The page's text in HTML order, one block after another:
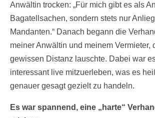
Anwältin trocken: „Für mich gibt es als
Bagatellsachen, sondern stets nur
Mandanten.“ Danach begann die
meiner Anwältin und meinem Vermieter,
gewissen Distanz lauschte. Dabei war
interessant live mitzuerleben, was es
genauer gesagt gezielt zu handeln.
Es war spannend, eine „harte“